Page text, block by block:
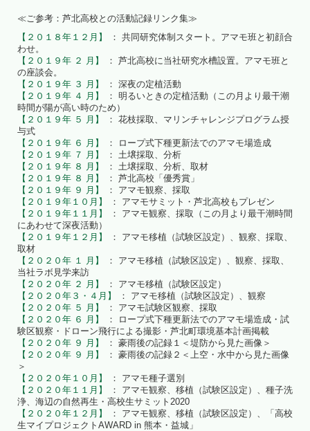
≪ご参考：芦北高校との活動記録リンク集≫
【２０１８年１２月】
： 共同研究体制スタート。アマモ班と初顔合
わせ。
【２０１９年 ２ 月】
： 芦北高校に当社研究水槽設置。アマモ班と
の座談会。
【２０１９年 ３ 月】
： 深夜の定植活動
【２０１９年 ４ 月】
： 明るいときの定植活動（この月より最干潮
時間が陽が高い時のため）
【２０１９年 ５ 月】
： 花枝採取、マリンチャレンジプログラム授
与式
【２０１９年 ６ 月】
： ロープ式下種更新法でのアマモ場造成
【２０１９年 ７ 月】
： 土壌採取、分析
【２０１９年 ８ 月】
： 土壌採取、分析、取材
【２０１９年 ８ 月】
： 芦北高校「優秀賞」
【２０１９年 ９ 月】
： アマモ観察、採取
【２０１９年１０月】
： アマモサミット・芦北高校もプレゼン
【２０１９年１１月】
： アマモ観察、採取（この月より最干潮時間
にあわせて深夜活動）
【２０１９年１２月】
： アマモ移植（試験区設定）、観察、採取、
取材
【２０２０年 １ 月】
： アマモ移植（試験区設定）、観察、採取、
当社ラボ見学来訪
【２０２０年 ２ 月】
： アマモ移植（試験区設定）
【２０２０年３・４月】
： アマモ移植（試験区設定）、観察
【２０２０年 ５ 月】
： アマモ試験区観察、採取
【２０２０年 ６ 月】
： ロープ式下種更新法でのアマモ場造成・試
験区観察・ドローン飛行による撮影・芦北町環境基本計画掲載
【２０２０年 ９ 月】
： 豪雨後の記録１＜堤防から見た画像＞
【２０２０年 ９ 月】
： 豪雨後の記録２＜上空・水中から見た画像
＞
【２０２０年１０月】
： アマモ種子選別
【２０２０年１１月】
： アマモ観察、移植（試験区設定）、種子洗
浄、海辺の自然再生・高校生サミット2020
【２０２０年１２月】
： アマモ観察、移植（試験区設定）、「高校
生マイプロジェクトAWARD in 熊本・益城」